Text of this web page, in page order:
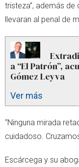
tristeza”, además de
llevaran al penal de
a “El Patrón”,
Gómez Leyva
Ver más
“Ninguna mirada
cuidadoso.
Escárcega y su